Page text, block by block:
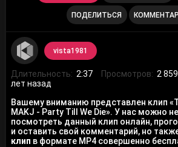
ПОДЕЛИТЬСЯ
vista1981
Длительность: 2:37 Просмотров: 2 859
лет назад
Вашему вниманию представлен клип
MAKJ - Party Till We Die». У нас можно
посмотреть данный клип онлайн,
и оставить свой комментарий, но
клип в формате MP4 совершенно